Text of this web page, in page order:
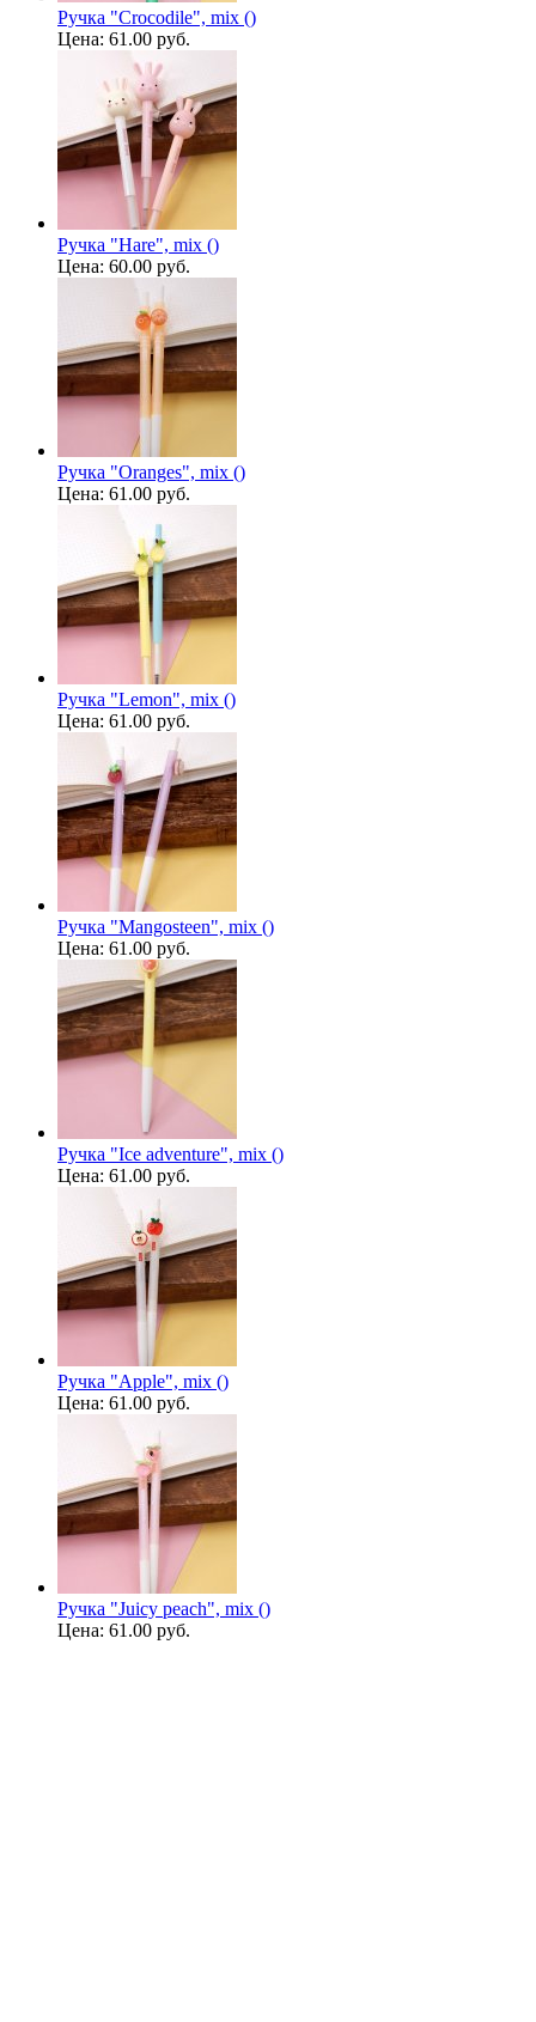
Ручка "Crocodile", mix ()
Цена: 61.00 руб.
Ручка "Hare", mix ()
Цена: 60.00 руб.
Ручка "Oranges", mix ()
Цена: 61.00 руб.
Ручка "Lemon", mix ()
Цена: 61.00 руб.
Ручка "Mangosteen", mix ()
Цена: 61.00 руб.
Ручка "Ice adventure", mix ()
Цена: 61.00 руб.
Ручка "Apple", mix ()
Цена: 61.00 руб.
Ручка "Juicy peach", mix ()
Цена: 61.00 руб.